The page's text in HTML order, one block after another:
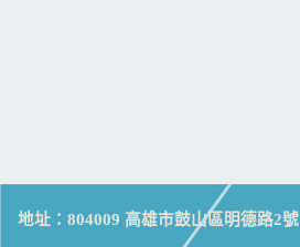
地址：804009 高雄市鼓山區明德路2號